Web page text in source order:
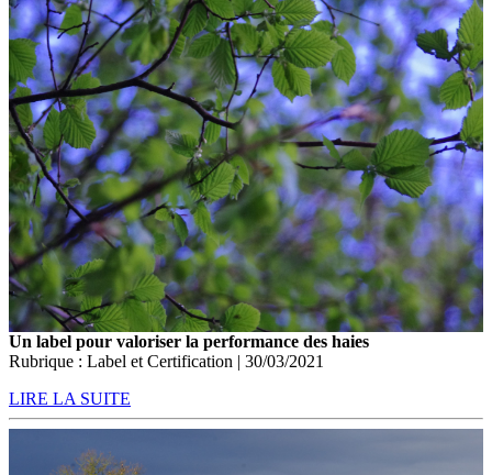
Un label pour valoriser la performance des haies
Rubrique : Label et Certification | 30/03/2021
LIRE LA SUITE